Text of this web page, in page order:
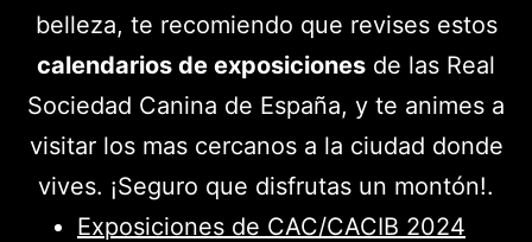
belleza, te recomiendo que revises estos
calendarios de exposiciones de las Real
Sociedad Canina de España, y te animes a
visitar los mas cercanos a la ciudad donde
vives. ¡Seguro que disfrutas un montón!.
Exposiciones de CAC/CACIB 2024